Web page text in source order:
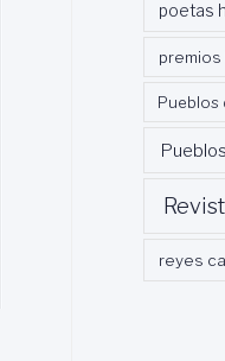
poetas
Pueblos
reyes